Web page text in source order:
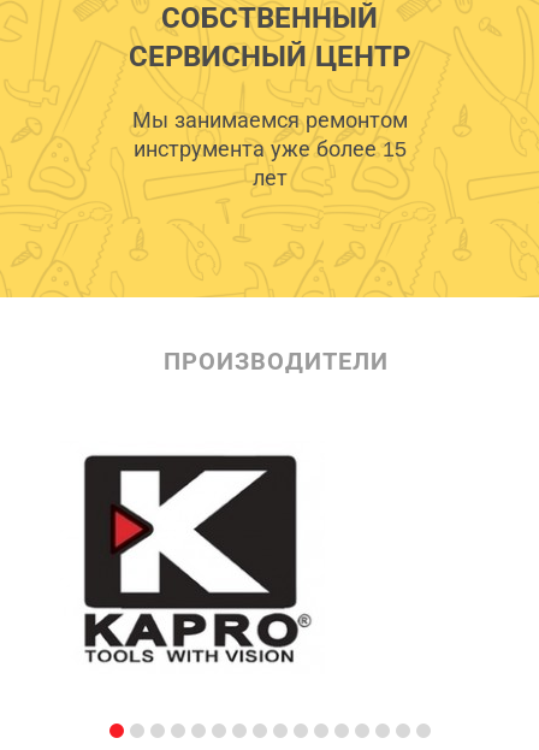
СОБСТВЕННЫЙ
СЕРВИСНЫЙ ЦЕНТР
Мы занимаемся ремонтом
инструмента уже более 15
лет
ПРОИЗВОДИТЕЛИ